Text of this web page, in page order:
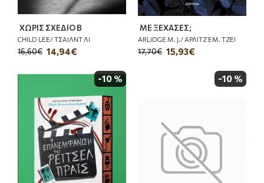
ΧΩΡΙΣ ΣΧΕΔΙΟ Β
CHILD LEE/ ΤΣΑΙΛΝΤ ΛΙ
14,94€
16,60€
ΜΕ ΞΕΧΑΣΕΣ;
ARLIDGE M. J./ ΑΡΛΙΤΖ ΕΜ. ΤΖΕΙ
15,93€
17,70€
-10 % -10 %